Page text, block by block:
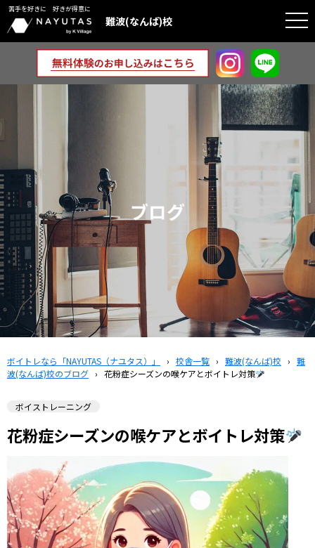
苦手を好きに 好きが得意に
難波(なんば)校
ブログ
ボイトレなら「NAYUTAS（ナユタス）」 › 校舎一覧 › 難波(なんば)校 › 難
波(なんば)校のブログ › 花粉症シーズンの喉ケアとボイトレ対策
ボイストレーニング
花粉症シーズンの喉ケアとボイトレ対策